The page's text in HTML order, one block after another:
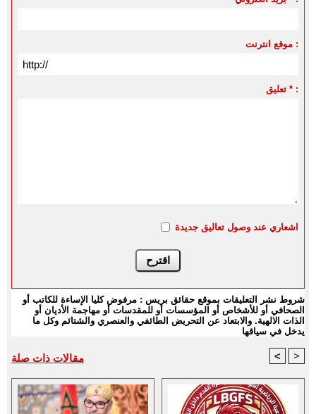
موقع انترنت :
تعليق * :
اشعاري عند وصول تعاليق جديدة
شروط نشر التعليقات بموقع حقائق بريس : مرفوض كليا الإساءة للكاتب أو
الصحافي أو للأشخاص أو المؤسسات أو للمقدسات أو مهاجمة الأديان أو
الذات الالهية. والابتعاد عن التحريض الطائفي والعنصري والشتائم وكل ما
يدخل في سياقها
مقالات ذات صلة < >